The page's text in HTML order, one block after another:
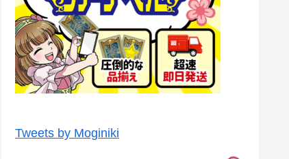
Tweets by Moginiki